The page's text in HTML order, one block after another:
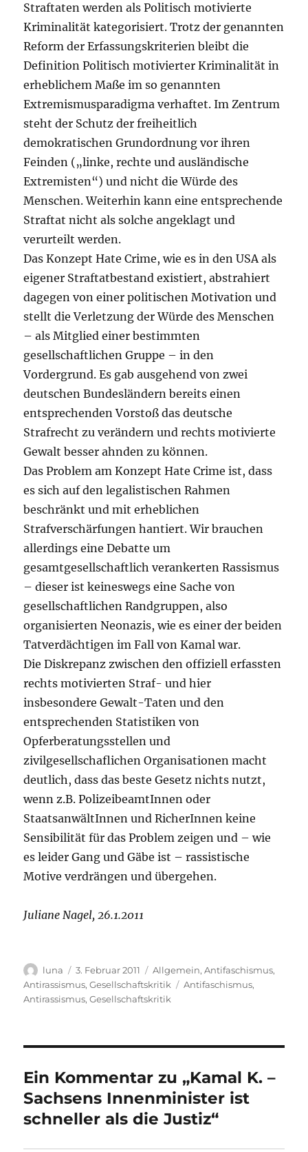
Straftaten werden als Politisch motivierte
Kriminalität kategorisiert. Trotz der genannten
Reform der Erfassungskriterien bleibt die
Definition Politisch motivierter Kriminalität in
erheblichem Maße im so genannten
Extremismusparadigma verhaftet. Im Zentrum
steht der Schutz der freiheitlich
demokratischen Grundordnung vor ihren
Feinden („linke, rechte und ausländische
Extremisten“) und nicht die Würde des
Menschen. Weiterhin kann eine entsprechende
Straftat nicht als solche angeklagt und
verurteilt werden.
Das Konzept Hate Crime, wie es in den USA als
eigener Straftatbestand existiert, abstrahiert
dagegen von einer politischen Motivation und
stellt die Verletzung der Würde des Menschen
– als Mitglied einer bestimmten
gesellschaftlichen Gruppe – in den
Vordergrund. Es gab ausgehend von zwei
deutschen Bundesländern bereits einen
entsprechenden Vorstoß das deutsche
Strafrecht zu verändern und rechts motivierte
Gewalt besser ahnden zu können.
Das Problem am Konzept Hate Crime ist, dass
es sich auf den legalistischen Rahmen
beschränkt und mit erheblichen
Strafverschärfungen hantiert. Wir brauchen
allerdings eine Debatte um
gesamtgesellschaftlich verankerten Rassismus
– dieser ist keineswegs eine Sache von
gesellschaftlichen Randgruppen, also
organisierten Neonazis, wie es einer der beiden
Tatverdächtigen im Fall von Kamal war.
Die Diskrepanz zwischen den offiziell erfassten
rechts motivierten Straf- und hier
insbesondere Gewalt-Taten und den
entsprechenden Statistiken von
Opferberatungsstellen und
zivilgesellschaflichen Organisationen macht
deutlich, dass das beste Gesetz nichts nutzt,
wenn z.B. PolizeibeamtInnen oder
StaatsanwältInnen und RicherInnen keine
Sensibilität für das Problem zeigen und – wie
es leider Gang und Gäbe ist – rassistische
Motive verdrängen und übergehen.
Juliane Nagel, 26.1.2011
Autor
luna
Veröffentlicht
am
3. Februar 2011 Kategorien
Allgemein,Antifaschismus,
Antirassismus,Gesellschaftskritik Schlagwörter
Antifaschismus,
Antirassismus,Gesellschaftskritik
Ein Kommentar zu „Kamal K. –
Sachsens Innenminister ist
schneller als die Justiz“